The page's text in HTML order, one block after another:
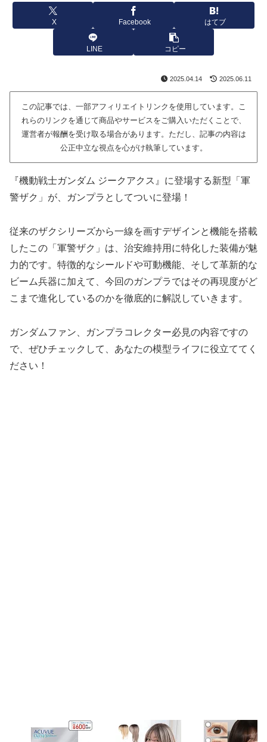
X Facebook はてブ
LINE コピー
2025.04.14 2025.06.11
この記事では、一部アフィリエイトリンクを使用しています。こ
れらのリンクを通じて商品やサービスをご購入いただくことで、
運営者が報酬を受け取る場合があります。ただし、記事の内容は
公正中立な視点を心がけ執筆しています。
『機動戦士ガンダム ジークアクス』に登場する新型「軍
警ザク」が、ガンプラとしてついに登場！
従来のザクシリーズから一線を画すデザインと機能を搭載
したこの「軍警ザク」は、治安維持用に特化した装備が魅
力的です。特徴的なシールドや可動機能、そして革新的な
ビーム兵器に加えて、今回のガンプラではその再現度がど
こまで進化しているのかを徹底的に解説していきます。
ガンダムファン、ガンプラコレクター必見の内容ですの
で、ぜひチェックして、あなたの模型ライフに役立ててく
ださい！